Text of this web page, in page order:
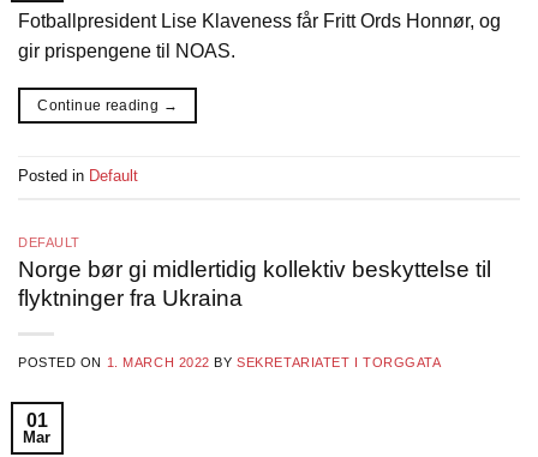
Fotballpresident Lise Klaveness får Fritt Ords Honnør, og
gir prispengene til NOAS.
Continue reading →
Posted in Default
DEFAULT
Norge bør gi midlertidig kollektiv beskyttelse til
flyktninger fra Ukraina
POSTED ON 1. MARCH 2022 BYSEKRETARIATET I TORGGATA
01
Mar